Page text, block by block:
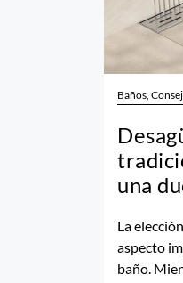
Baños,
una
La
aspecto
baño.